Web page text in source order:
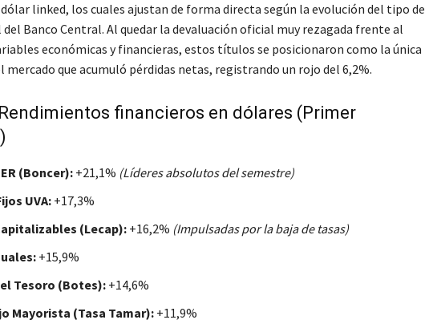
linked, los cuales ajustan de forma directa según la evolución del tipo de
Banco Central. Al quedar la devaluación oficial muy rezagada frente al
económicas y financieras, estos títulos se posicionaron como la única
que acumuló pérdidas netas, registrando un rojo del 6,2%.
financieros en dólares (Primer
(Boncer):+21,1% (Líderes absolutos del semestre)
UVA:+17,3%
(Lecap):+16,2% (Impulsadas por la baja de tasas)
+15,9%
Tesoro (Botes):+14,6%
Mayorista (Tasa Tamar):+11,9%